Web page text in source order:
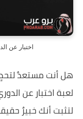
اختبار عن
هل أنت مستعدٌ
لتثبت أنك خبيرٌ